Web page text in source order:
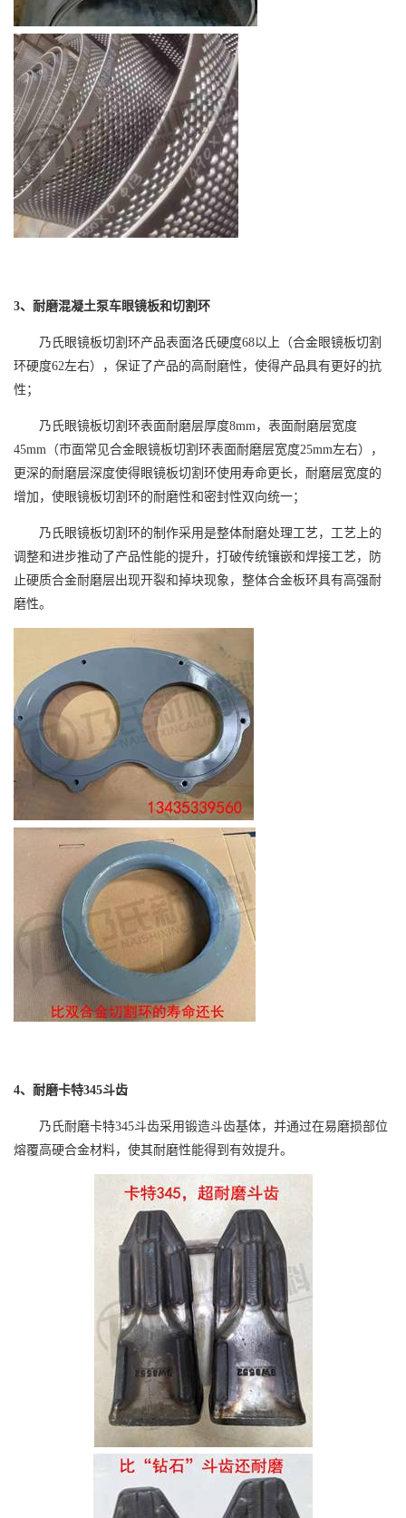
3、耐磨混凝土泵车眼镜板和切割环
乃氏眼镜板切割环产品表面洛氏硬度68以上（合金眼镜板切割
环硬度62左右），保证了产品的高耐磨性，使得产品具有更好的抗
性；
乃氏眼镜板切割环表面耐磨层厚度8mm，表面耐磨层宽度
45mm （市面常见合金眼镜板切割环表面耐磨层宽度25mm左右），
更深的耐磨层深度使得眼镜板切割环使用寿命更长，耐磨层宽度的
增加，使眼镜板切割环的耐磨性和密封性双向统一；
乃氏眼镜板切割环的制作采用是整体耐磨处理工艺，工艺上的
调整和进步推动了产品性能的提升，打破传统镶嵌和焊接工艺，防
止硬质合金耐磨层出现开裂和掉块现象，整体合金板环具有高强耐
磨性。
4、耐磨卡特345斗齿
乃氏耐磨卡特345斗齿采用锻造斗齿基体，并通过在易磨损部位
熔覆高硬合金材料，使其耐磨性能得到有效提升。